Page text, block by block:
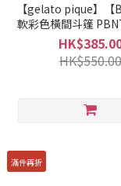
【gelato pique】【
軟彩色橫間斗篷
HK$550.00
滿件再折